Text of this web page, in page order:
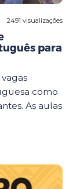
2491 visualizações
para
como
As aulas